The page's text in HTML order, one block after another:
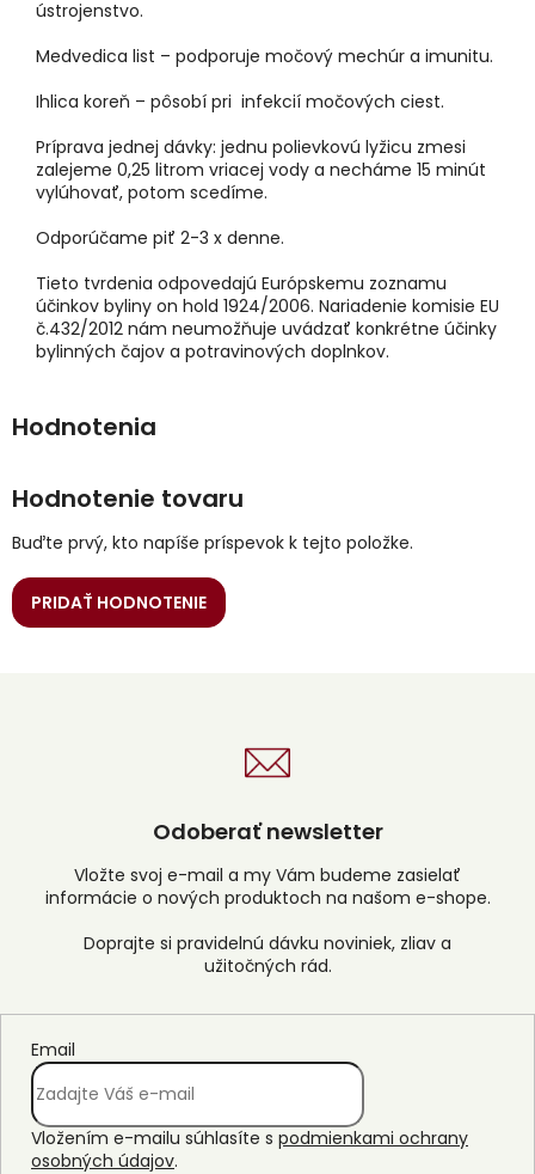
ústrojenstvo.
Medvedica list – podporuje močový mechúr a imunitu.
Ihlica koreň – pôsobí pri infekcií močových ciest.
Príprava jednej dávky: jednu polievkovú lyžicu zmesi
zalejeme 0,25 litrom vriacej vody a necháme 15 minút
vylúhovať, potom scedíme.
Odporúčame piť 2-3 x denne.
Tieto tvrdenia odpovedajú Európskemu zoznamu
účinkov byliny on hold 1924/2006. Nariadenie komisie EU
č.432/2012 nám neumožňuje uvádzať konkrétne účinky
bylinných čajov a potravinových doplnkov.
Hodnotenie tovaru
Buďte prvý, kto napíše príspevok k tejto položke.
PRIDAŤ HODNOTENIE
Odoberať newsletter
Vložte svoj e-mail a my Vám budeme zasielať
informácie o nových produktoch na našom e-shope.
Email
Vložením e-mailu súhlasíte s podmienkami ochrany
osobných údajov.